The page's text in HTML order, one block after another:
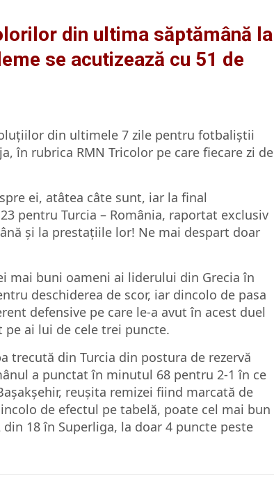
din ultima săptămână la
se acutizează cu 51 de
din ultimele 7 zile pentru fotbaliștii
în rubrica RMN Tricolor pe care fiecare zi de
ei, atâtea câte sunt, iar la final
pentru Turcia – România, raportat exclusiv
și la prestațiile lor! Ne mai despart doar
mai buni oameni ai liderului din Grecia în
deschiderea de scor, iar dincolo de pasa
defensive pe care le-a avut în acest duel
ai lui de cele trei puncte.
trecută din Turcia din postura de rezervă
a punctat în minutul 68 pentru 2-1 în ce
reușita remizei fiind marcată de
de efectul pe tabelă, poate cel mai bun
18 în Superliga, la doar 4 puncte peste